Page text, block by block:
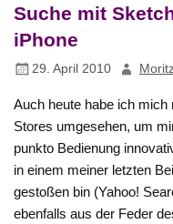
Suche mit
iPhone
29. April 2010
Auch heute habe ich mich
Stores umgesehen, um
punkto Bedienung
in einem meiner letzten
gestoßen bin (Yahoo!
ebenfalls aus der Feder